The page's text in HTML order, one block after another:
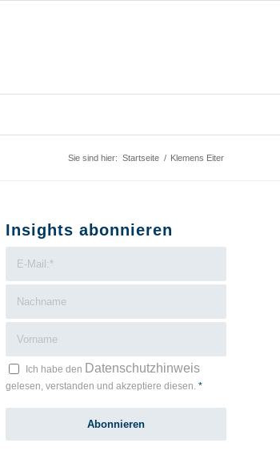
Sie sind hier: Startseite / Klemens Eiter
Insights abonnieren
Ich habe den Datenschutzhinweis
gelesen, verstanden und akzeptiere diesen.*